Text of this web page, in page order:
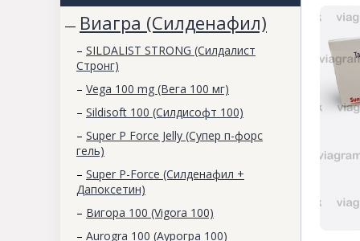
— Виагра (Силденафил)
– SILDALIST STRONG (Силдалист
Стронг)
– Vega 100 mg (Вега 100 мг)
– Sildisoft 100 (Силдисофт 100)
– Super P Force Jelly (Супер п-форс
гель)
– Super P-Force (Силденафил +
Дапоксетин)
– Вигора 100 (Vigora 100)
– Aurogra 100 (Аурогра 100)